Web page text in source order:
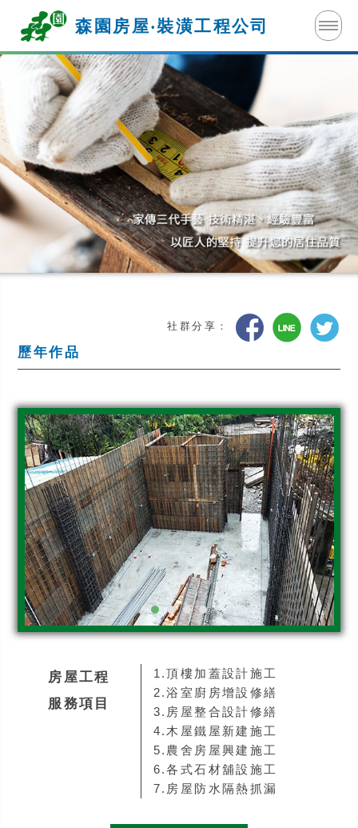
森園房屋‧裝潢工程公司
歷年作品
社群分享：
房屋工程
服務項目
1.頂樓加蓋設計施工
2.浴室廚房增設修繕
3.房屋整合設計修繕
4.木屋鐵屋新建施工
5.農舍房屋興建施工
6.各式石材舖設施工
7.房屋防水隔熱抓漏